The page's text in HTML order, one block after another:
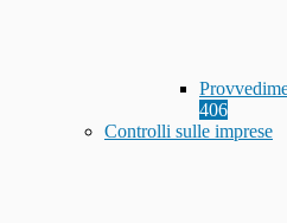
406
Controlli sulle imprese